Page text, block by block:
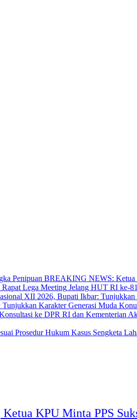
BREAKING NEWS: Ketua
‎Jelang HUT RI ke-
Karakter Generasi Muda
‎Kasus Sengketa
KPU Minta PPS